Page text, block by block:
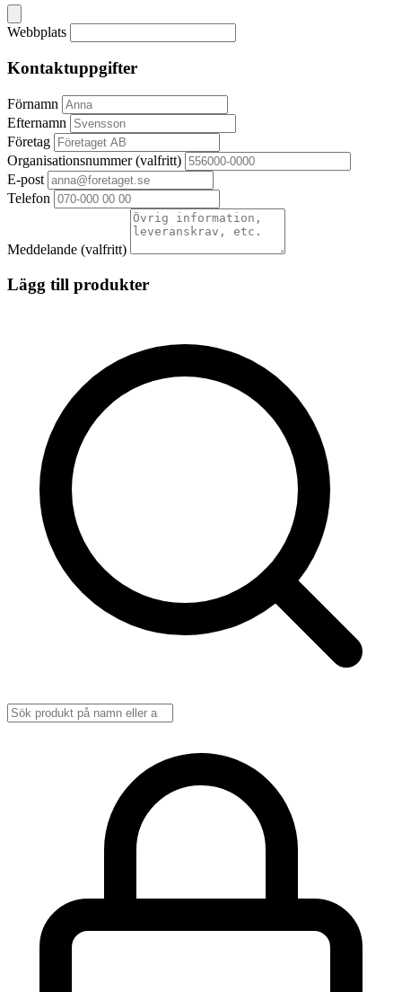
Webbplats
Kontaktuppgifter
Förnamn
Efternamn
Företag
Organisationsnummer(valfritt)
E-post
Telefon
Meddelande (valfritt)
Lägg till produkter